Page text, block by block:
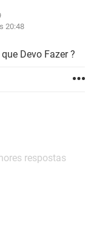
20:48
Devo Fazer ?
respostas